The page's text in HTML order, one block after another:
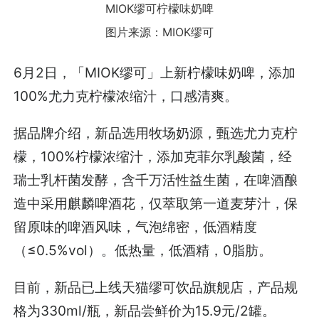
MIOK缪可柠檬味奶啤
图片来源：MIOK缪可
6月2日，「MIOK缪可」上新柠檬味奶啤，添加
100%尤力克柠檬浓缩汁，口感清爽。
据品牌介绍，新品选用牧场奶源，甄选尤力克柠
檬，100%柠檬浓缩汁，添加克菲尔乳酸菌，经
瑞士乳杆菌发酵，含千万活性益生菌，在啤酒酿
造中采用麒麟啤酒花，仅萃取第一道麦芽汁，保
留原味的啤酒风味，气泡绵密，低酒精度
（≤0.5%vol）。低热量，低酒精，0脂肪。
目前，新品已上线天猫缪可饮品旗舰店，产品规
格为330ml/瓶，新品尝鲜价为15.9元/2罐。